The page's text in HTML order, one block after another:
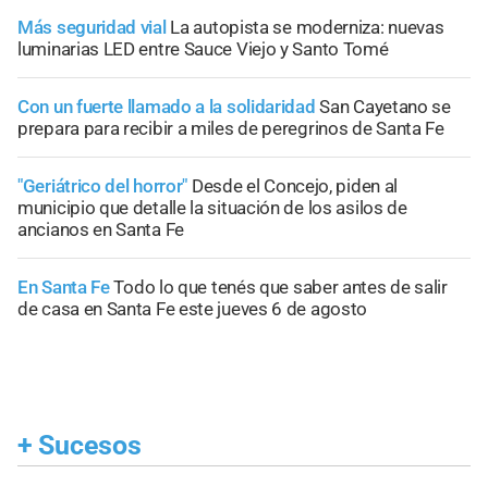
Más seguridad vial La autopista se moderniza: nuevas
luminarias LED entre Sauce Viejo y Santo Tomé
Con un fuerte llamado a la solidaridad San Cayetano se
prepara para recibir a miles de peregrinos de Santa Fe
"Geriátrico del horror" Desde el Concejo, piden al
municipio que detalle la situación de los asilos de
ancianos en Santa Fe
En Santa FeTodo lo que tenés que saber antes de salir
de casa en Santa Fe este jueves 6 de agosto
+ Sucesos